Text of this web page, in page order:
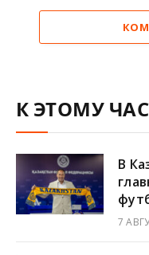
К ЭТОМУ
В
7